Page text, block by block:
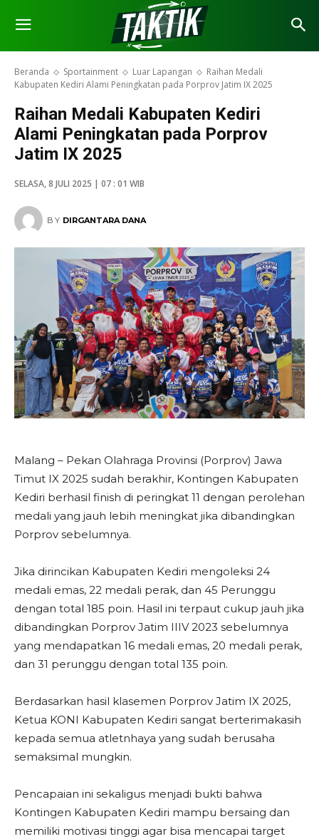
Beranda Sportainment Luar Lapangan
Raihan Medali
Kabupaten Kediri Alami Peningkatan pada Porprov Jatim IX 2025
Raihan Medali Kabupaten Kediri
Alami Peningkatan pada Porprov
Jatim IX 2025
SELASA, 8 JULI 2025 | 07 : 01 WIB
BY DIRGANTARA DANA
Malang – Pekan Olahraga Provinsi (Porprov) Jawa
Timut IX 2025 sudah berakhir, Kontingen Kabupaten
Kediri berhasil finish di peringkat 11 dengan perolehan
medali yang jauh lebih meningkat jika dibandingkan
Porprov sebelumnya.
Jika dirincikan Kabupaten Kediri mengoleksi 24
medali emas, 22 medali perak, dan 45 Perunggu
dengan total 185 poin. Hasil ini terpaut cukup jauh jika
dibandingkan Porprov Jatim IIIV 2023 sebelumnya
yang mendapatkan 16 medali emas, 20 medali perak,
dan 31 perunggu dengan total 135 poin.
Berdasarkan hasil klasemen Porprov Jatim IX 2025,
Ketua KONI Kabupaten Kediri sangat berterimakasih
kepada semua atletnhaya yang sudah berusaha
semaksimal mungkin.
Pencapaian ini sekaligus menjadi bukti bahwa
Kontingen Kabupaten Kediri mampu bersaing dan
memiliki motivasi tinggi agar bisa mencapai target